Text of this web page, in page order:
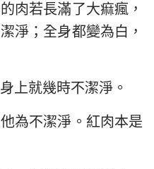
肉若長滿了大痲瘋，
淨；全身都變為白，
上就幾時不潔淨。
為不潔淨。紅肉本是